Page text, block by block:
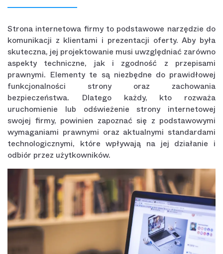
Strona internetowa firmy to podstawowe narzędzie do
komunikacji z klientami i prezentacji oferty. Aby była
skuteczna, jej projektowanie musi uwzględniać zarówno
aspekty techniczne, jak i zgodność z przepisami
prawnymi. Elementy te są niezbędne do prawidłowej
funkcjonalności strony oraz zachowania
bezpieczeństwa. Dlatego każdy, kto rozważa
uruchomienie lub odświeżenie strony internetowej
swojej firmy, powinien zapoznać się z podstawowymi
wymaganiami prawnymi oraz aktualnymi standardami
technologicznymi, które wpływają na jej działanie i
odbiór przez użytkowników.